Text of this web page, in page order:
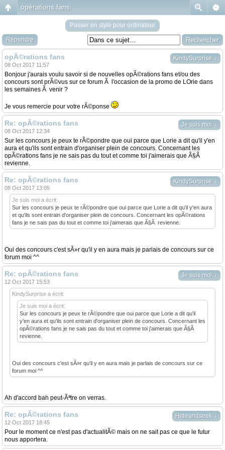
opérations fans
Passer en style pour ordinateur
Répondre
KindySurprise ↓
opÃ©rations fans
08 Oct 2017 11:57
Bonjour j'aurais voulu savoir si de nouvelles opÃ©rations fans et/ou des
concours sont prÃ©vus sur ce forum Ã l'occasion de la promo de LOrie dans
les semaines Ã venir ?
Je vous remercie pour votre rÃ©ponse
Je suis moi ↓
Re: opÃ©rations fans
08 Oct 2017 12:34
Sur les concours je peux te rÃ©pondre que oui parce que Lorie a dit qu'il y'en
aura et qu'ils sont entrain d'organiser plein de concours. Concernant les
opÃ©rations fans je ne sais pas du tout et comme toi j'aimerais que Ã§Ã
revienne.
KindySurprise ↓
Re: opÃ©rations fans
08 Oct 2017 13:05
Je suis moi a écrit:
Sur les concours je peux te rÃ©pondre que oui parce que Lorie a dit qu'il y'en aura
et qu'ils sont entrain d'organiser plein de concours. Concernant les opÃ©rations
fans je ne sais pas du tout et comme toi j'aimerais que Ã§Ã revienne.
Oui des concours c'est sÃ»r qu'il y en aura mais je parlais de concours sur ce
forum moi ^^
Je suis moi ↓
Re: opÃ©rations fans
12 Oct 2017 15:53
KindySurprise a écrit:
Je suis moi a écrit:
Sur les concours je peux te rÃ©pondre que oui parce que Lorie a dit qu'il
y'en aura et qu'ils sont entrain d'organiser plein de concours. Concernant les
opÃ©rations fans je ne sais pas du tout et comme toi j'aimerais que Ã§Ã
revienne.
Oui des concours c'est sÃ»r qu'il y en aura mais je parlais de concours sur ce
forum moi ^^
Ah d'accord bah peut-Ãªtre on verras.
Hideandseek ↓
Re: opÃ©rations fans
12 Oct 2017 18:45
Pour le moment ce n'est pas d'actualitÃ© mais on ne sait pas ce que le futur
nous apportera.